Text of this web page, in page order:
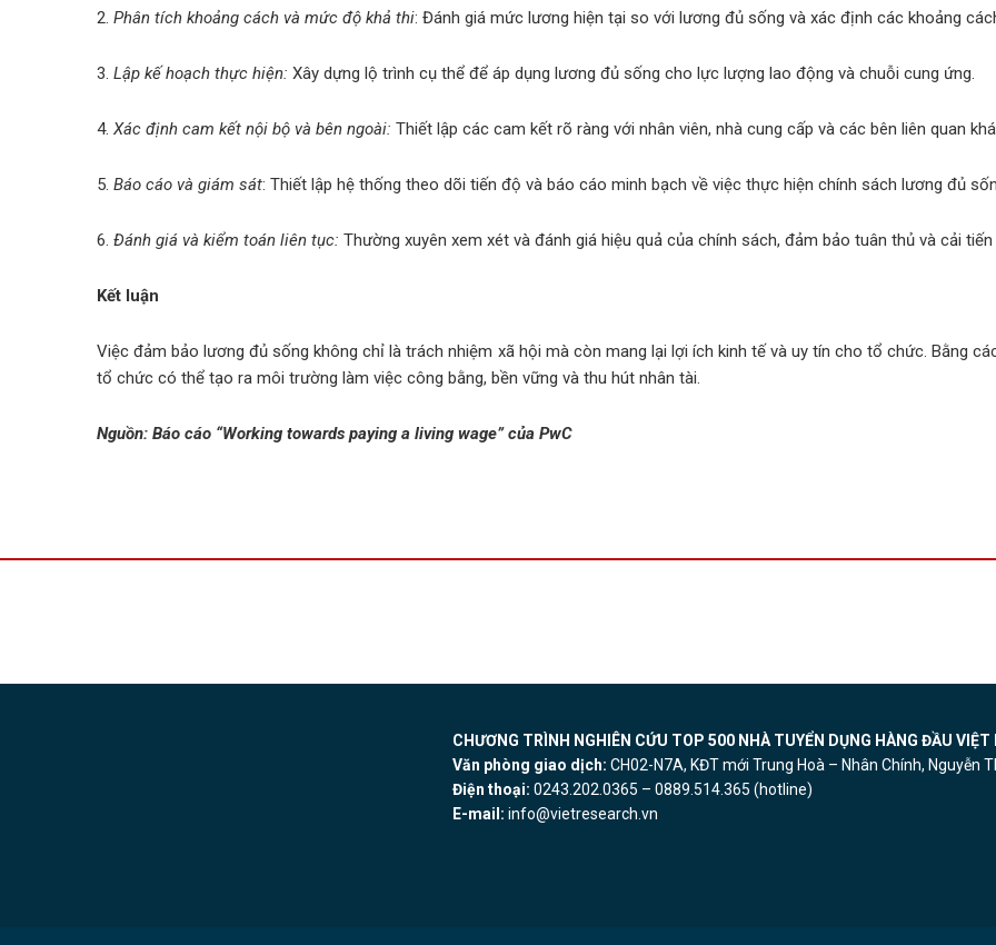
2. Phân tích khoảng cách và mức độ khả thi: Đánh giá mức lương hiện tại so với lương đủ sống và xác định các khoảng
3. Lập kế hoạch thực hiện: Xây dựng lộ trình cụ thể để áp dụng lương đủ sống cho lực lượng lao động và chuỗi cung ứng.
4. Xác định cam kết nội bộ và bên ngoài: Thiết lập các cam kết rõ ràng với nhân viên, nhà cung cấp và các bên liên quan
5. Báo cáo và giám sát: Thiết lập hệ thống theo dõi tiến độ và báo cáo minh bạch về việc thực hiện chính sách lương đủ
6. Đánh giá và kiểm toán liên tục: Thường xuyên xem xét và đánh giá hiệu quả của chính sách, đảm bảo tuân thủ và cải
Kết luận
Việc đảm bảo lương đủ sống không chỉ là trách nhiệm xã hội mà còn mang lại lợi ích kinh tế và uy tín cho tổ chức. Bằng
tổ chức có thể tạo ra môi trường làm việc công bằng, bền vững và thu hút nhân tài.
Nguồn: Báo cáo “Working towards paying a living wage” của PwC
CHƯƠNG TRÌNH NGHIÊN CỨU TOP 500 NHÀ TUYỂN DỤNG HÀNG ĐẦU
Văn phòng giao dịch: CH02-N7A, KĐT mới Trung Hoà – Nhân Chính, Nguyễn
Điện thoại: 0243.202.0365 – 0889.514.365 (hotline)
E-mail: info@vietresearch.vn